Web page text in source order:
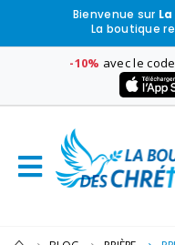
Bienvenue sur
La boutique
-10% avec le code